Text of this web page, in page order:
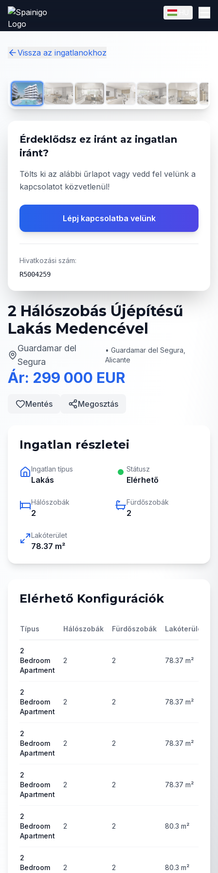
Skip to main content
Vissza az ingatlanokhoz
2 Hálószobás Újépítésű
Lakás Medencével
Guardamar del
Segura
• Guardamar del Segura,
Alicante
Ár: 299 000 EUR
Mentés Megosztás
Ingatlan részletei
Ingatlan típus
Lakás
Státusz
Elérhető
Hálószobák
2
Fürdőszobák
2
Lakóterület
78.37 m²
Elérhető Konfigurációk
Típus Hálószobák Fürdőszobák Lakóterület
2
Bedroom
Apartment
2 2 78.37 m²
2
Bedroom
Apartment
2 2 78.37 m²
2
Bedroom
Apartment
2 2 78.37 m²
2
Bedroom
Apartment
2 2 78.37 m²
2
Bedroom
Apartment
2 2 80.3 m²
2
Bedroom
2 2 80.3 m²
Érdeklődsz ez iránt az ingatlan
iránt?
Tölts ki az alábbi űrlapot vagy vedd fel velünk a
kapcsolatot közvetlenül!
Lépj kapcsolatba velünk
Hivatkozási szám:
R5004259